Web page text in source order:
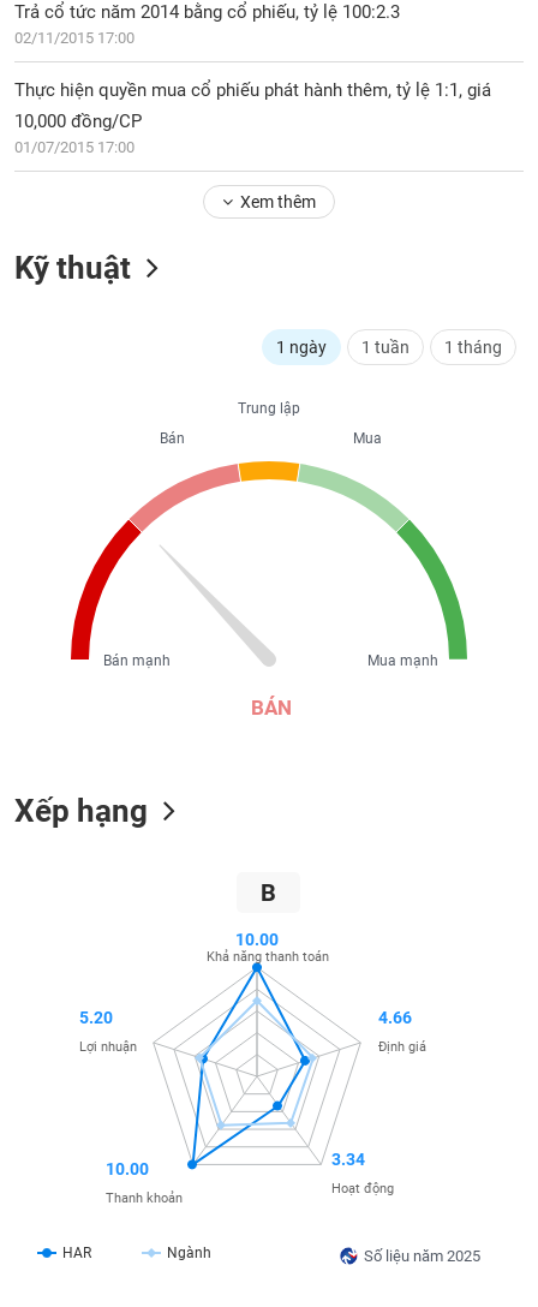
sơ
doanh
Tin
tức
liệu
Trả cổ tức năm 2014 bằng cổ phiếu, tỷ lệ 100:2.3
02/11/2015 17:00
Thực hiện quyền mua cổ phiếu phát hành thêm, tỷ lệ 1:1, giá
10,000 đồng/CP
01/07/2015 17:00
Xem thêm
Kỹ thuật
1 ngày 1 tuần 1 tháng
BÁN
Trung lập
Mua
Mua mạnh
Bán
Bán mạnh
Xếp hạng
B
Số liệu năm 2025
HAR Ngành
10.00
Khả năng thanh toán
4.66
Định giá
3.34
Hoạt động
10.00
Thanh khoản
5.20
Lợi nhuận
NGUYÊN
VẬT
LIỆU
DÙNG
THIẾT
YẾU
SỨC
KHỎE